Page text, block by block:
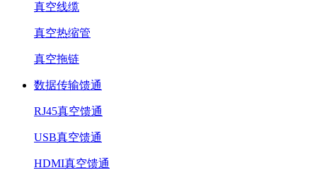
真空线缆
真空热缩管
真空拖链
数据传输馈通
RJ45真空馈通
USB真空馈通
HDMI真空馈通